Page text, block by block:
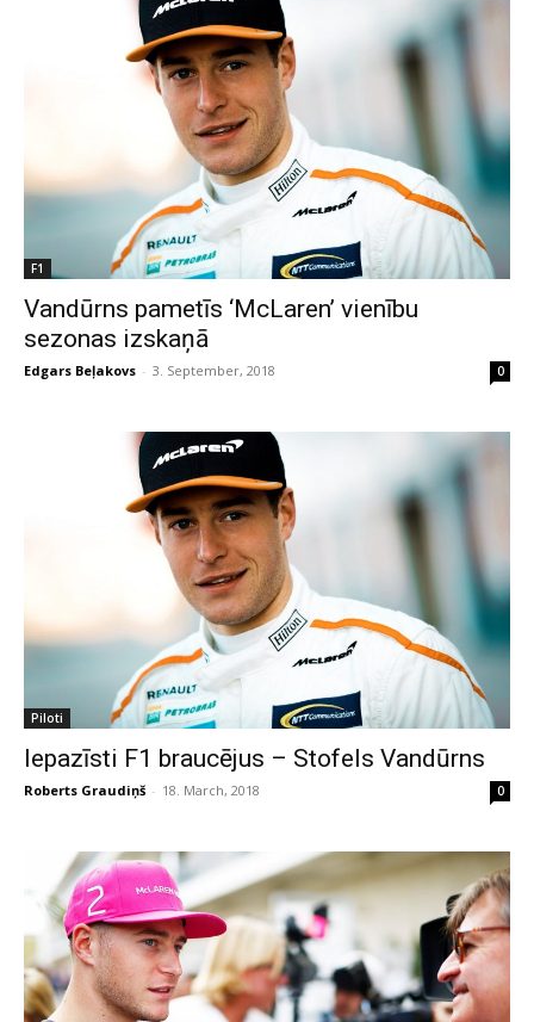
F1
Vandūrns pametīs ‘McLaren’ vienību
sezonas izskaņā
Edgars Beļakovs - 3. September, 2018 0
Piloti
Iepazīsti F1 braucējus – Stofels Vandūrns
Roberts Graudiņš - 18. March, 2018 0